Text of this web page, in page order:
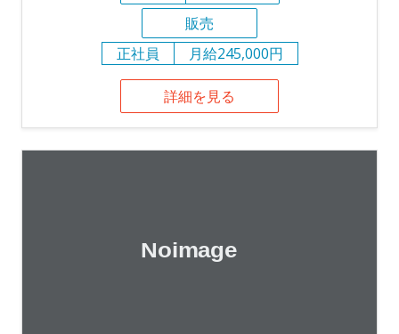
販売
正社員
月給245,000円
詳細を見る